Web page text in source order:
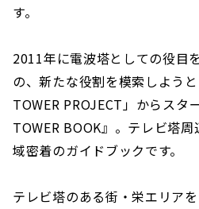
す。
2011年に電波塔としての役目
の、新たな役割を模索しよう
TOWER PROJECT」からスタ
TOWER BOOK』。テレビ塔
域密着のガイドブックです。
テレビ塔のある街・栄エリア